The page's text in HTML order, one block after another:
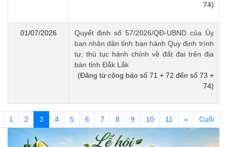
74)
01/07/2026
Quyết định số 57/2026/QĐ-UBND của Ủy
ban nhân dân tỉnh ban hành Quy định trình
tự, thủ tục hành chính về đất đai trên địa
bàn tỉnh Đắk Lắk
(Đăng từ công báo số 71 + 72 đến số 73 +
74)
1 2 3(current)
4 5 6 7 8 9 10 11 » Cuối